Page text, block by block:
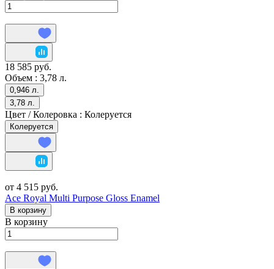
18 585 руб.
Объем : 3,78 л.
0,946 л.
3,78 л.
Цвет / Колеровка : Колеруется
Колеруется
от 4 515 руб.
Ace Royal Multi Purpose Gloss Enamel
В корзину
В корзину